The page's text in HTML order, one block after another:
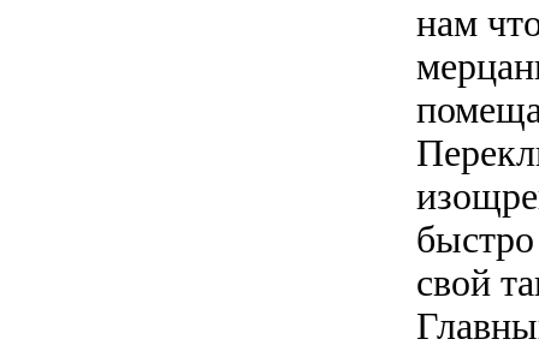
нам
свой